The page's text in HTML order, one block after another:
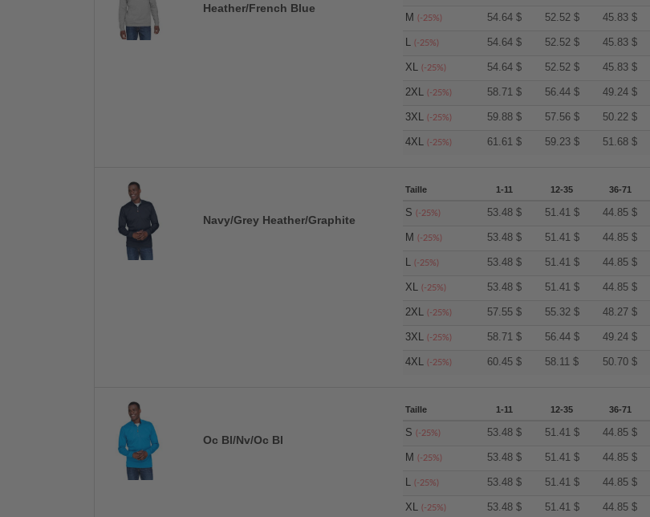
Heather/French Blue
M(-25%) 54.64 $ 52.52 $ 45.83$
L(-25%) 54.64 $ 52.52 $ 45.83$
XL(-25%) 54.64 $ 52.52 $ 45.83$
2XL(-25%) 58.71 $ 56.44 $ 49.24$
3XL(-25%) 59.88 $ 57.56 $ 50.22$
4XL(-25%) 61.61 $ 59.23 $ 51.68$
Navy/Grey Heather/Graphite
Taille 1-11 12-35 36-71
S(-25%) 53.48 $ 51.41 $ 44.85$
M(-25%) 53.48 $ 51.41 $ 44.85$
L(-25%) 53.48 $ 51.41 $ 44.85$
XL(-25%) 53.48 $ 51.41 $ 44.85$
2XL(-25%) 57.55 $ 55.32 $ 48.27$
3XL(-25%) 58.71 $ 56.44 $ 49.24$
4XL(-25%) 60.45 $ 58.11$ 50.70$
Oc Bl/Nv/Oc Bl
Taille 1-11 12-35 36-71
S(-25%) 53.48 $ 51.41 $ 44.85$
M(-25%) 53.48 $ 51.41 $ 44.85$
L(-25%) 53.48 $ 51.41 $ 44.85$
XL(-25%) 53.48 $ 51.41 $ 44.85$